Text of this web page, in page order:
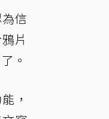
信
片
。
，